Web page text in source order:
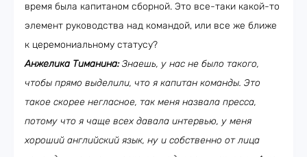
время была капитаном сборной. Это все-таки какой-то
элемент руководства над командой, или все же ближе
к церемониальному статусу?
Анжелика Тиманина:Знаешь, у нас не было такого,
чтобы прямо выделили, что я капитан команды. Это
такое скорее негласное, так меня назвала пресса,
потому что я чаще всех давала интервью, у меня
хороший английский язык, ну и собственно от лица